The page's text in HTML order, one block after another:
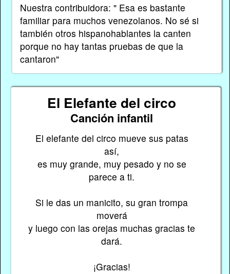
Nuestra contribuidora: " Esa es bastante
familiar para muchos venezolanos. No sé si
también otros hispanohablantes la canten
porque no hay tantas pruebas de que la
cantaron"
El Elefante del circo
Canción infantil
El elefante del circo mueve sus patas
así,
es muy grande, muy pesado y no se
parece a ti.
Si le das un manicito, su gran trompa
moverá
y luego con las orejas muchas gracias te
dará.
¡Gracias!